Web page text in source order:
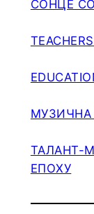
СОНЦЕ
МУЗИЧНА
ТАЛАНТ-
ЕПОХУ